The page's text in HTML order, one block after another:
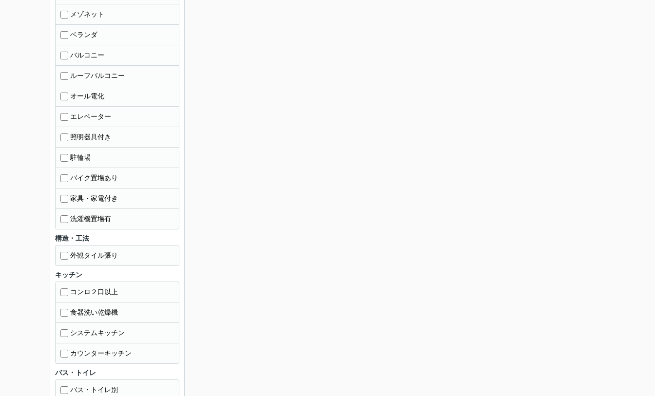
メゾネット
ベランダ
バルコニー
ルーフバルコニー
オール電化
エレベーター
照明器具付き
駐輪場
バイク置場あり
家具・家電付き
洗濯機置場有
構造・工法
外観タイル張り
キッチン
コンロ２口以上
食器洗い乾燥機
システムキッチン
カウンターキッチン
バス・トイレ
バス・トイレ別